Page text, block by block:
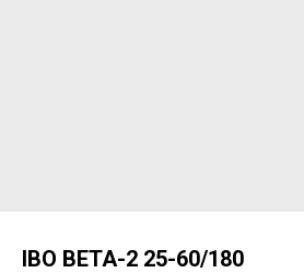
IBO BETA-2 25-60/180